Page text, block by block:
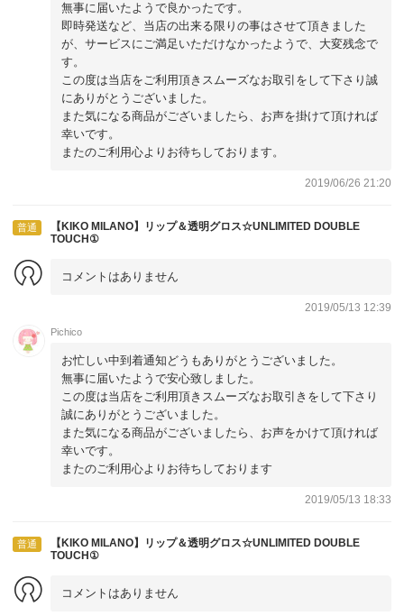
無事に届いたようで良かったです。
即時発送など、当店の出来る限りの事はさせて頂きました
が、サービスにご満足いただけなかったようで、大変残念で
す。
この度は当店をご利用頂きスムーズなお取引をして下さり誠
にありがとうございました。
また気になる商品がございましたら、お声を掛けて頂ければ
幸いです。
またのご利用心よりお待ちしております。
2019/06/26 21:20
普通
【KIKO MILANO】リップ＆透明グロス☆UNLIMITED DOUBLE
TOUCH①
コメントはありません
2019/05/13 12:39
Pichico
お忙しい中到着通知どうもありがとうございました。
無事に届いたようで安心致しました。
この度は当店をご利用頂きスムーズなお取引きをして下さり
誠にありがとうございました。
また気になる商品がございましたら、お声をかけて頂ければ
幸いです。
またのご利用心よりお待ちしております
2019/05/13 18:33
普通
【KIKO MILANO】リップ＆透明グロス☆UNLIMITED DOUBLE
TOUCH①
コメントはありません